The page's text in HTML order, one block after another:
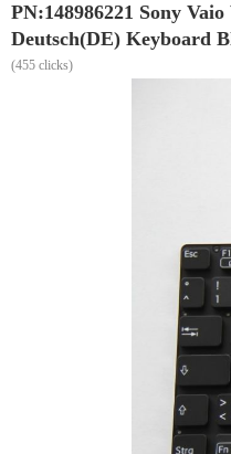
PN:148986221 Sony
Deutsch(DE) Keyboard
(455 clicks)